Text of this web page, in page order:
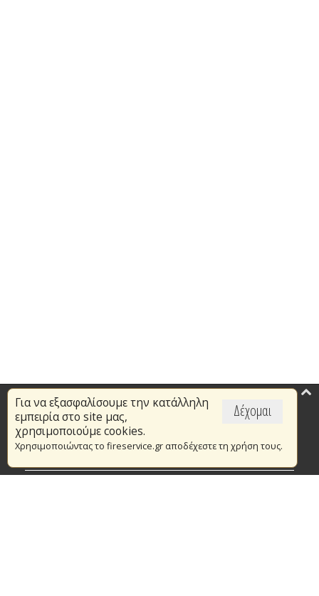
Δέχομαι
Για να εξασφαλίσουμε την κατάλληλη
εμπειρία στο site μας,
χρησιμοποιούμε cookies.
Χρησιμοποιώντας το fireservice.gr αποδέχεστε τη χρήση τους.
Επικαιρότητα
Το Πυροσβεστικό Σώμα